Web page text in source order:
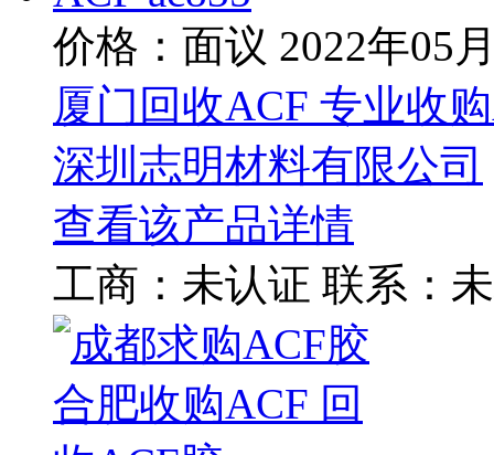
价格：面议 2022年05
厦门回收ACF 专业收
深圳志明材料有限公司
查看该产品详情
工商： 未认证 联系：